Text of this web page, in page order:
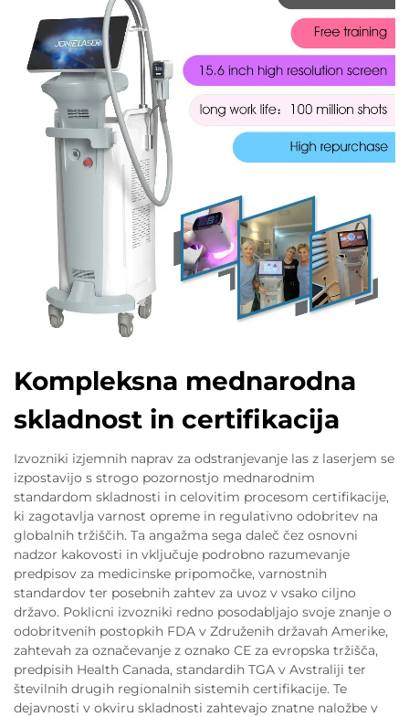
Kompleksna mednarodna
skladnost in certifikacija
Izvozniki izjemnih naprav za odstranjevanje las z laserjem se
izpostavijo s strogo pozornostjo mednarodnim
standardom skladnosti in celovitim procesom certifikacije,
ki zagotavlja varnost opreme in regulativno odobritev na
globalnih tržiščih. Ta angažma sega daleč čez osnovni
nadzor kakovosti in vključuje podrobno razumevanje
predpisov za medicinske pripomočke, varnostnih
standardov ter posebnih zahtev za uvoz v vsako ciljno
državo. Poklicni izvozniki redno posodabljajo svoje znanje o
odobritvenih postopkih FDA v Združenih državah Amerike,
zahtevah za označevanje z oznako CE za evropska tržišča,
predpisih Health Canada, standardih TGA v Avstraliji ter
številnih drugih regionalnih sistemih certifikacije. Te
dejavnosti v okviru skladnosti zahtevajo znatne naložbe v